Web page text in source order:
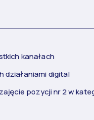
kanałach
działaniami digital
pozycji nr 2 w